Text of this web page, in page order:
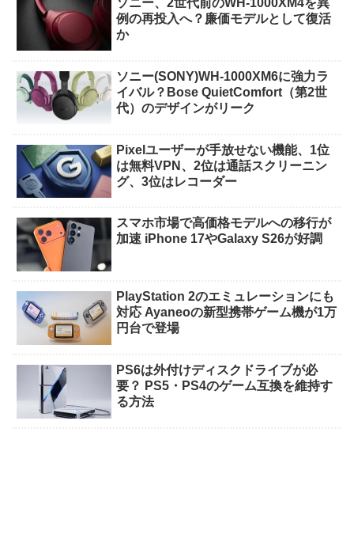
例の再投入へ？廉価モデルとして復活
か
ソニー(SONY)WH-1000XM6に強力ラ
イバル？Bose QuietComfort（第2世
代）のデザインがリーク
Pixelユーザーが手放せない機能、1位
は無料VPN、2位は通話スクリーニン
グ、3位はレコーダー
スマホ市場で高価格モデルへの移行が
加速 iPhone 17やGalaxy S26が好調
PlayStation 2のエミュレーションにも
対応 Ayaneoの新型携帯ゲーム機が1万
円台で登場
PS6は外付けディスクドライブが必
要？ PS5・PS4のゲーム互換を維持す
る方法